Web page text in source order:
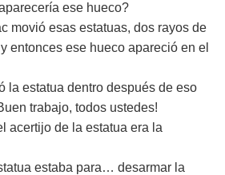
ese hueco?
movió esas estatuas, dos rayos de
entonces ese hueco apareció en el
la estatua dentro después de eso
trabajo, todos ustedes!
acertijo de la estatua era la
estaba para… desarmar la